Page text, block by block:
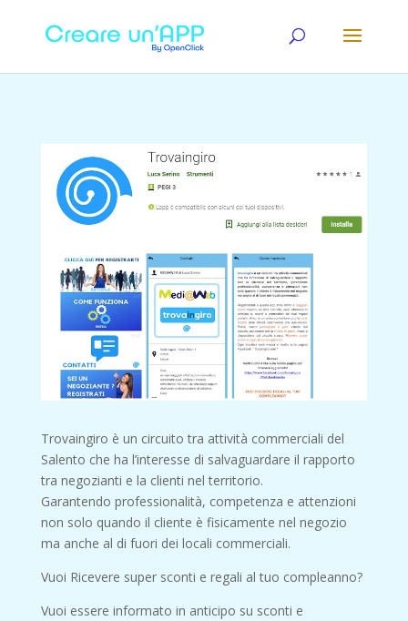
Trovaingiro è un circuito tra attività commerciali del
Salento che ha l’interesse di salvaguardare il rapporto
tra negozianti e la clienti nel territorio.
Garantendo professionalità, competenza e attenzioni
non solo quando il cliente è fisicamente nel negozio
ma anche al di fuori dei locali commerciali.
Vuoi Ricevere super sconti e regali al tuo compleanno?
Vuoi essere informato in anticipo su sconti e